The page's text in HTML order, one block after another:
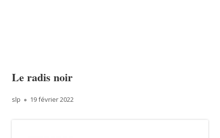
Le radis noir
Author
slp
Published
19 février 2022